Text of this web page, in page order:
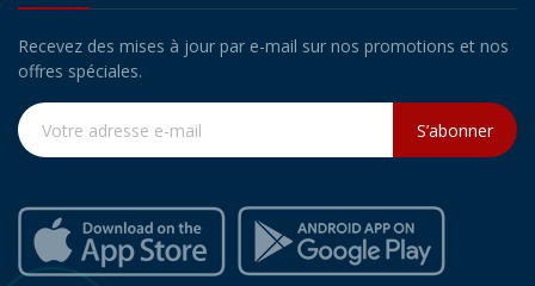
Recevez des mises à jour par e-mail sur nos promotions et nos
offres spéciales.
S’abonner